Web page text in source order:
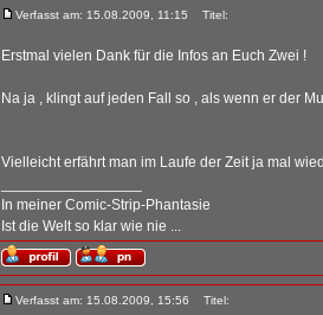
Verfasst am: 15.08.2009, 11:15 Titel:
Erstmal vielen Dank für die Infos an Euch Zwei !
Na ja , klingt auf jeden Fall so , als wenn er der
Vielleicht erfährt man im Laufe der Zeit ja mal
In meiner Comic-Strip-Phantasie
Ist die Welt so klar wie nie ...
Verfasst am: 15.08.2009, 15:56 Titel: